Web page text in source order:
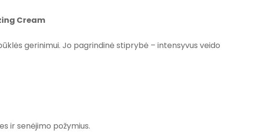
Cream
gerinimui. Jo pagrindinė stiprybė – intensyvus veido
ir senėjimo požymius.